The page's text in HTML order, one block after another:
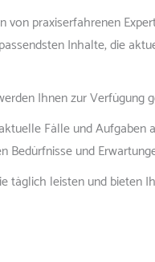
von praxiserfahrenen
Inhalte, die
Ihnen zur Verfügung
Fälle und Aufgaben
Bedürfnisse und
täglich leisten und bieten